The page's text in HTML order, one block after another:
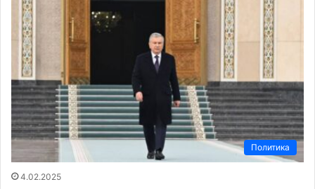
Политика
4.02.2025